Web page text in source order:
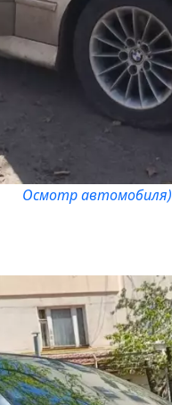
Осмотр автомобиля)